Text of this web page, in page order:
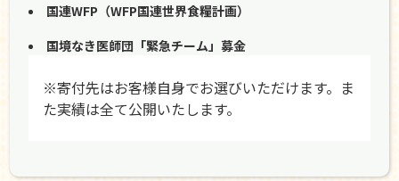
国連WFP（WFP国連世界食糧計画）
国境なき医師団「緊急チーム」募金
※寄付先はお客様自身でお選びいただけます。ま
た実績は全て公開いたします。